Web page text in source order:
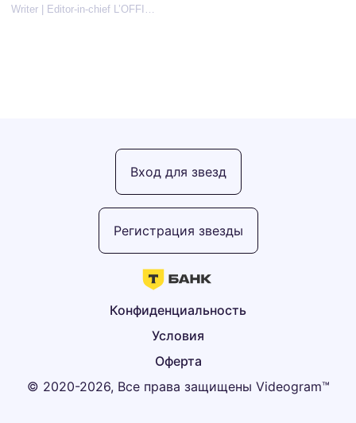
Writer | Editor-in-chief L’OFFICIEL Russia kids | Mrs.Globe | Mrs.Russia
© 2020-2026, Все права защищены Videogram™
Оферта
Условия
Конфиденциальность
Регистрация звезды
Вход для звезд